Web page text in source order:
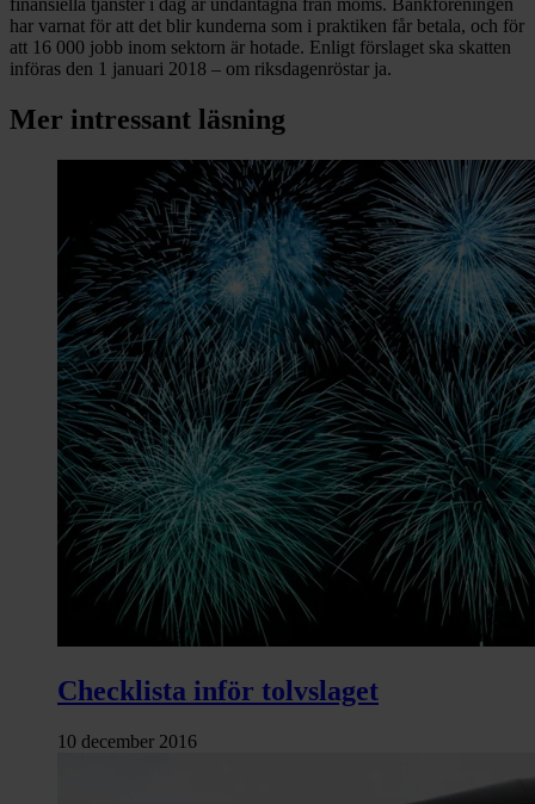
finansiella tjänster i dag är undantagna från moms. Bankföreningen
har varnat för att det blir kunderna som i praktiken får betala, och för
att 16 000 jobb inom sektorn är hotade. Enligt förslaget ska skatten
införas den 1 januari 2018 – om riksdagenröstar ja.
Mer intressant läsning
Checklista inför tolvslaget
10 december 2016